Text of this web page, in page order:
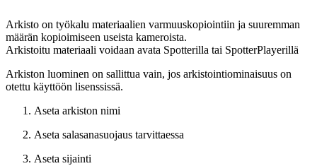
Arkisto on työkalu materiaalien varmuuskopiointiin ja suuremman
määrän kopioimiseen useista kameroista.
Arkistoitu materiaali voidaan avata Spotterilla tai SpotterPlayerillä
Arkiston luominen on sallittua vain, jos arkistointiominaisuus on
otettu käyttöön lisenssissä.
Aseta arkiston nimi
Aseta salasanasuojaus tarvittaessa
Aseta sijainti